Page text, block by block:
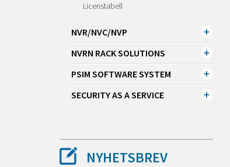
Licenstabell
NVR/NVC/NVP
NVRN RACK SOLUTIONS
PSIM SOFTWARE SYSTEM
SECURITY AS A SERVICE
NYHETSBREV